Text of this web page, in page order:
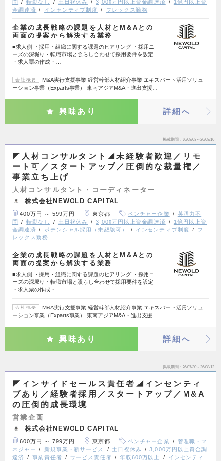
問 転勤なし 土日祝休み 3,000万円以上資金調達済
1億円以上資
金調達済
インセンティブ制度 フレックス勤務
企業の成長戦略の課題を人材とM&Aとの
両面の提案から解決する業務
■求人側 ・採用・組織に関する課題のヒアリング ・採用ニ
ーズの深堀り・転職市場と照らし合わせて採用要件を設定
・求人票の作成・…
会社概要
M&A実行支援事業 経営幹部人材紹介事業 エキスパート活用ソリュ
ーション事業（Exparts事業） 東南アジアM&A・進出支援…
興味あり 詳細へ
掲載期間 26/08/03～26/08/16
◤人材コンサルタント◢未経験者歓迎／リモ
ート可／スタートアップ／圧倒的な裁量権／
事業立ち上げ
人材コンサルタント・コーディネーター
株式会社NEWOLD CAPITAL
400万円 ～ 599万円 東京都 ベンチャー企業
英語力不
問
転勤なし 土日祝休み 3,000万円以上資金調達済
1億円以上資
金調達済
ポテンシャル採用（未経験可） インセンティブ制度
フ
レックス勤務
企業の成長戦略の課題を人材とM&Aとの
両面の提案から解決する業務
■求人側 ・採用・組織に関する課題のヒアリング ・採用ニ
ーズの深堀り・転職市場と照らし合わせて採用要件を設定
・求人票の作成・…
会社概要
M&A実行支援事業 経営幹部人材紹介事業 エキスパート活用ソリュ
ーション事業（Exparts事業） 東南アジアM&A・進出支援…
興味あり 詳細へ
掲載期間 26/07/30～26/08/12
◤インサイドセールス責任者◢インセンティ
ブあり／経験者採用／スタートアップ／M&A
の圧倒的成長環境
営業企画
株式会社NEWOLD CAPITAL
600万円 ～ 799万円 東京都 ベンチャー企業
管理職・マ
ネジャー
新規事業・新サービス 土日祝休み
3,000万円以上資金調
達済
事業責任者 サービス責任者 年収600万以上
インセンティ